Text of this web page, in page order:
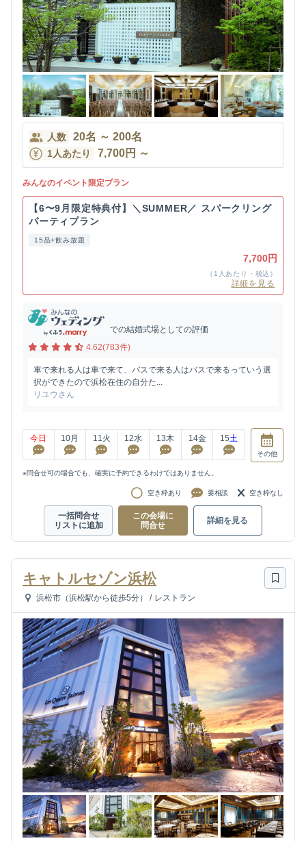
人数 20名 ～ 200名
1人あたり 7,700円 ～
みんなのイベント限定プラン
【6〜9月限定特典付】＼SUMMER／ スパークリング
パーティプラン
15品+飲み放題
7,700円
（1人あたり・税込）
詳細を見る
での結婚式場としての評価
4.62(783件)
車で来れる人は車で来て、バスで来る人はバスで来るっていう選
択ができたので浜松在住の自分た...
リユウさん
今日 10月 11火 12水 13木 14金 15土
その他
※問合せ可の場合でも、確実に予約できるわけではありません。
空き枠あり 要相談 空き枠なし
一括問合せ
リストに追加
この会場に
問合せ
詳細を見る
キャトルセゾン浜松
浜松市（浜松駅から徒歩5分） / レストラン